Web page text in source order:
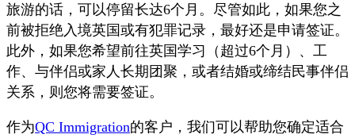
旅游的话，可以停留长达6个月。尽管如此，如果您之
前被拒绝入境英国或有犯罪记录，最好还是申请签证。
此外，如果您希望前往英国学习（超过6个月）、工
作、与伴侣或家人长期团聚，或者结婚或缔结民事伴侣
关系，则您将需要签证。
作为QC Immigration的客户，我们可以帮助您确定适合